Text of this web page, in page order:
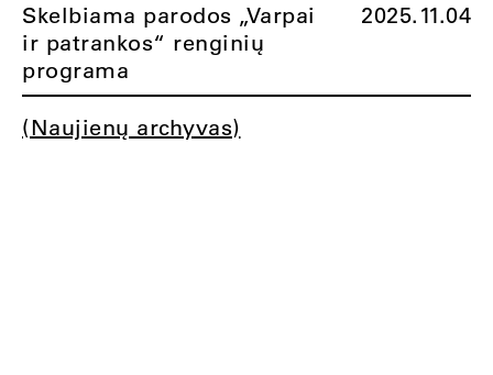
Skelbiama parodos „Varpai
ir patrankos“ renginių
programa
2025.11.04
(Naujienų archyvas)